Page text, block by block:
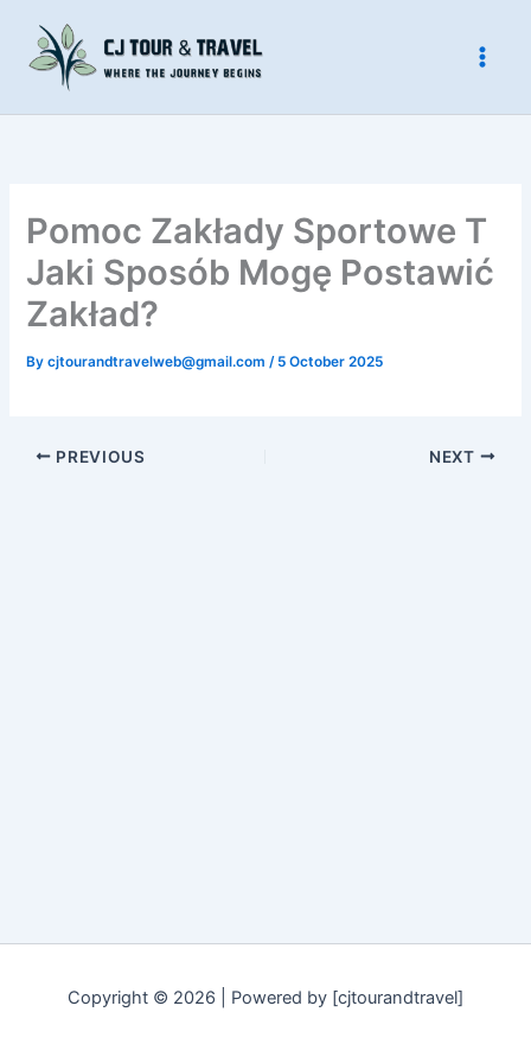
content
Pomoc Zakłady Sportowe T
Jaki Sposób Mogę Postawić
Zakład?
Bycjtourandtravelweb@gmail.com/ 5 October 2025
PREVIOUS NEXT
Copyright © 2026 | Powered by [cjtourandtravel]